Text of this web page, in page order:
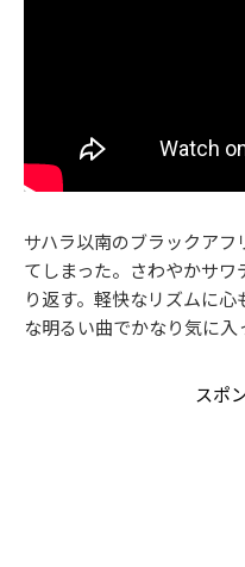
サハラ以南のブラックア
てしまった。さわやかサ
り返す。軽快なリズムに
な明るい曲でかなり気に入
スポ